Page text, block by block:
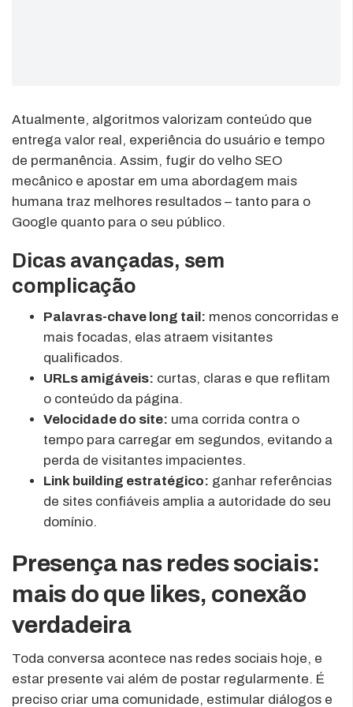
Atualmente, algoritmos valorizam conteúdo que
entrega valor real, experiência do usuário e tempo
de permanência. Assim, fugir do velho SEO
mecânico e apostar em uma abordagem mais
humana traz melhores resultados – tanto para o
Google quanto para o seu público.
Dicas avançadas, sem
complicação
Palavras-chave long tail: menos concorridas e
mais focadas, elas atraem visitantes
qualificados.
URLs amigáveis: curtas, claras e que reflitam
o conteúdo da página.
Velocidade do site: uma corrida contra o
tempo para carregar em segundos, evitando a
perda de visitantes impacientes.
Link building estratégico: ganhar referências
de sites confiáveis amplia a autoridade do seu
domínio.
Presença nas redes sociais:
mais do que likes, conexão
verdadeira
Toda conversa acontece nas redes sociais hoje, e
estar presente vai além de postar regularmente. É
preciso criar uma comunidade, estimular diálogos e